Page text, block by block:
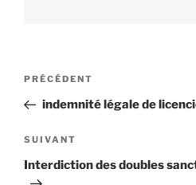
Navigation
l’article
Article
précédent
PRÉCÉDENT
indemnité légale de
Article
suivant
SUIVANT
Interdiction des doubles